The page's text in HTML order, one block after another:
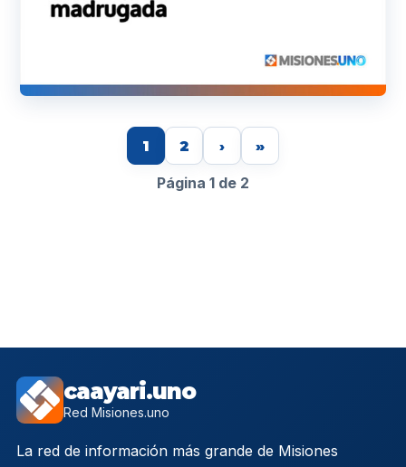
1 2 › »
Página 1 de 2
caayari.uno
Red Misiones.uno
La red de información más grande de Misiones